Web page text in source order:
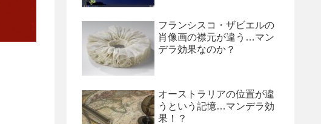
フランシスコ・ザビエルの
肖像画の襟元が違う…マン
デラ効果なのか？
オーストラリアの位置が違
うという記憶…マンデラ効
果！？